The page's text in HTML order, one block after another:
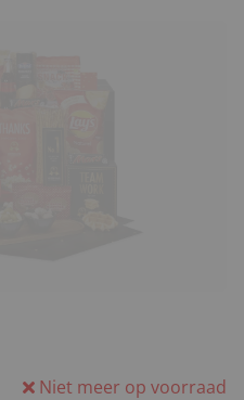
Niet meer op voorraad